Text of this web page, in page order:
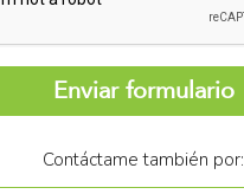
Enviar formulario
Contáctame también por: